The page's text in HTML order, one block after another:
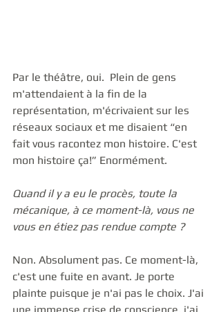
Par le théâtre, oui.  Plein de gens
m'attendaient à la fin de la
représentation, m'écrivaient sur les
réseaux sociaux et me disaient “en
fait vous racontez mon histoire. C'est
mon histoire ça!” Enormément.
Quand il y a eu le procès, toute la
mécanique, à ce moment-là, vous ne
vous en étiez pas rendue compte ?
Non. Absolument pas. Ce moment-là,
c'est une fuite en avant. Je porte
plainte puisque je n'ai pas le choix. J'ai
une immense crise de conscience, j'ai